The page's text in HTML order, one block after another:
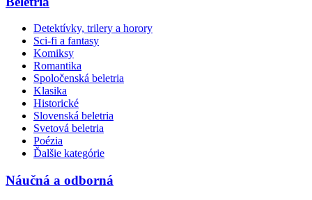
Detektívky, trilery a horory
Sci-fi a fantasy
Komiksy
Romantika
Spoločenská beletria
Klasika
Historické
Slovenská beletria
Svetová beletria
Poézia
Ďalšie kategórie
Náučná a odborná